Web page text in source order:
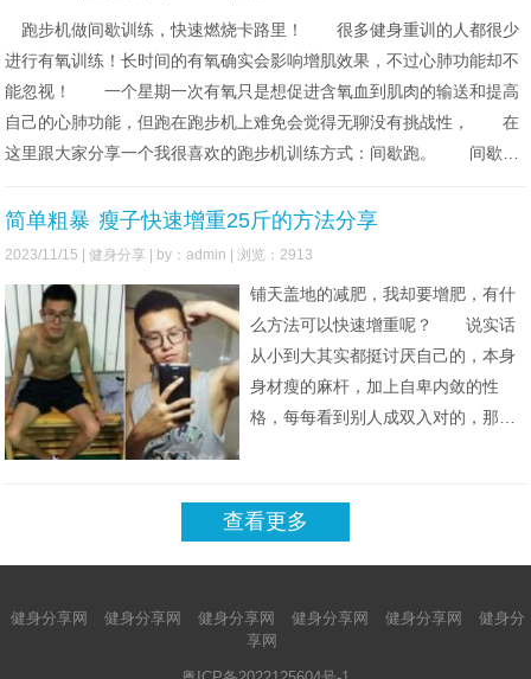
跑步机做间歇训练，快速燃烧卡路里！ 很多健身重训的人都很少
进行有氧训练！长时间的有氧确实会影响增肌效果，不过心肺功能却不
能忽视！ 一个星期一次有氧只是想促进含氧血到肌肉的输送和提高
自己的心肺功能，但跑在跑步机上难免会觉得无聊没有挑战性， 在
这里跟大家分享一个我很喜欢的跑步机训练方式：间歇跑。 间歇训
简单粗暴 瘦子快速增重25斤的方法分享
2023/11/15 |健身分享 | by：admin | 浏览：2913
铺天盖地的减肥，我却要增肥，有什
么方法可以快速增重呢？ 说实话
从小到大其实都挺讨厌自己的，本身
身材瘦的麻杆，加上自卑内敛的性
格，每每看到别人成双入对的，那种
在工作中也吃不开，回想之前的自
己，失败感爆棚。就在两年前我爆发
了，也是工作上的不如意，变成了导
这样的生活，
查看更多
健身分享网 健身分享网 健身分享网 健身分享网 健身分享网
健身分
享网